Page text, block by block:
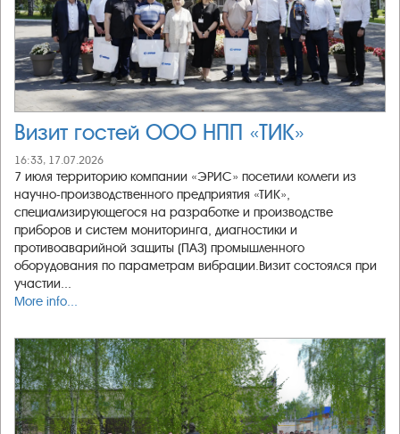
Визит гостей ООО НПП «ТИК»
16:33, 17.07.2026
7 июля территорию компании «ЭРИС» посетили коллеги из
научно-производственного предприятия «ТИК»,
специализирующегося на разработке и производстве
приборов и систем мониторинга, диагностики и
противоаварийной защиты (ПАЗ) промышленного
оборудования по параметрам вибрации.Визит состоялся при
участии...
More info...